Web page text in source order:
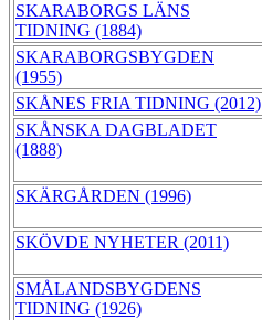
SKARABORGS LÄNS
TIDNING (1884)
SKARABORGSBYGDEN
(1955)
SKÅNES FRIA TIDNING (2012)
SKÅNSKA DAGBLADET
(1888)
SKÄRGÅRDEN (1996)
SKÖVDE NYHETER (2011)
SMÅLANDSBYGDENS
TIDNING (1926)